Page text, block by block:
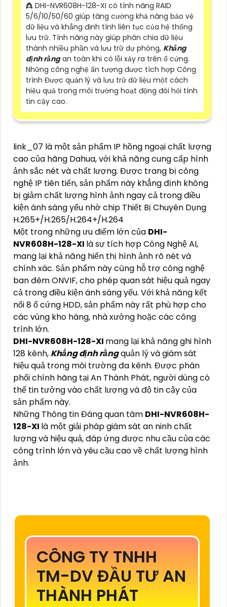
👸 DHI-NVR608H-128-XI có tính năng RAID
5/6/10/50/60 giúp tăng cường khả năng bảo vệ
dữ liệu và khẳng định tính liên tục của hệ thống
lưu trữ. Tính năng này giúp phân chia dữ liệu
thành nhiều phần và lưu trữ dự phòng, Khẳng
định rằngan toàn khi có lỗi xảy ra trên ổ cứng.
Những công nghệ ấn tượng được tích hợp Công
trình Được quản lý và lưu trữ dữ liệu một cách
hiệu quả trong môi trường hoạt động đòi hỏi tính
tin cậy cao.
link_07 là một sản phẩm IP hồng ngoại chất lượng
cao của hãng Dahua, với khả năng cung cấp hình
ảnh sắc nét và chất lượng. Được trang bị công
nghệ IP tiên tiến, sản phẩm này khẳng định không
bị giảm chất lượng hình ảnh ngay cả trong điều
kiện ánh sáng yếu nhờ chip Thiết Bị Chuyên Dụng
H.265+/H.265/H.264+/H.264
Một trong những ưu điểm lớn của DHI-
NVR608H-128-XI là sự tích hợp Công Nghệ AI,
mang lại khả năng hiển thị hình ảnh rõ nét và
chính xác. Sản phẩm này cũng hỗ trợ công nghệ
ban đêm ONVIF, cho phép quan sát hiệu quả ngay
cả trong điều kiện ánh sáng yếu. Với khả năng kết
nối 8 ổ cứng HDD, sản phẩm này rất phù hợp cho
các vùng kho hàng, nhà xưởng hoặc các công
trình lớn.
DHI-NVR608H-128-XI mang lại khả năng ghi hình
128 kênh, Khẳng định rằngquản lý và giám sát
hiệu quả trong môi trường đa kênh. Được phân
phối chính hãng tại An Thành Phát, người dùng có
thể tin tưởng vào chất lượng và độ tin cậy của
sản phẩm này.
Những Thông tin Đáng quan tâm DHI-NVR608H-
128-XI là một giải pháp giám sát an ninh chất
lượng và hiệu quả, đáp ứng được nhu cầu của các
công trình lớn và yêu cầu cao về chất lượng hình
ảnh.
CÔNG TY TNHH
TM-DV ĐẦU TƯ AN
THÀNH PHÁT